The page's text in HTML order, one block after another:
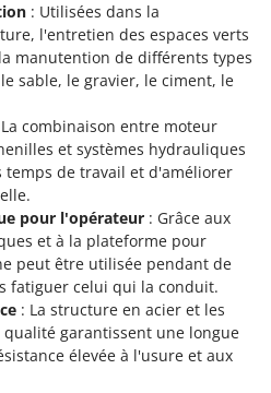
: Utilisées dans la
l'entretien des espaces verts
manutention de différents types
sable, le gravier, le ciment, le
combinaison entre moteur
et systèmes hydrauliques
de travail et d'améliorer
pour l'opérateur : Grâce aux
et à la plateforme pour
peut être utilisée pendant de
fatiguer celui qui la conduit.
: La structure en acier et les
garantissent une longue
élevée à l'usure et aux